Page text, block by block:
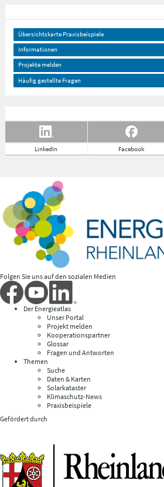
Übersichtskarte Praxisbeispiele
Informationen
Projekte melden
Häufig gestellte Fragen
LinkedIn Facebook
Folgen Sie uns auf den sozialen Medien
Der Energieatlas
Unser Portal
Projekt melden
Kooperationspartner
Glossar
Fragen und Antworten
Themen
Suche
Daten & Karten
Solarkataster
Klimaschutz-News
Praxisbeispiele
Gefördert durch